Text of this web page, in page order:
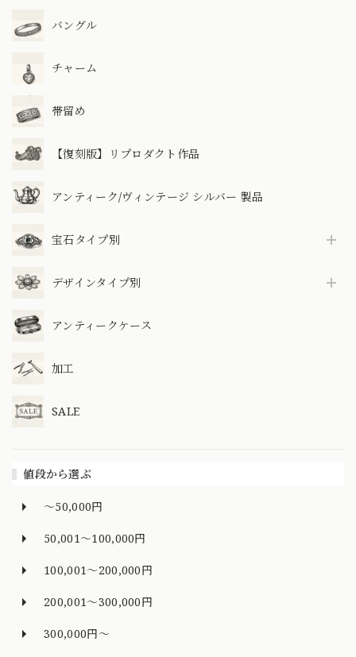
バングル
チャーム
帯留め
【復刻版】リプロダクト作品
アンティーク/ヴィンテージ シルバー 製品
宝石タイプ別
デザインタイプ別
アンティークケース
加工
SALE
値段から選ぶ
～50,000円
50,001～100,000円
100,001～200,000円
200,001～300,000円
300,000円～